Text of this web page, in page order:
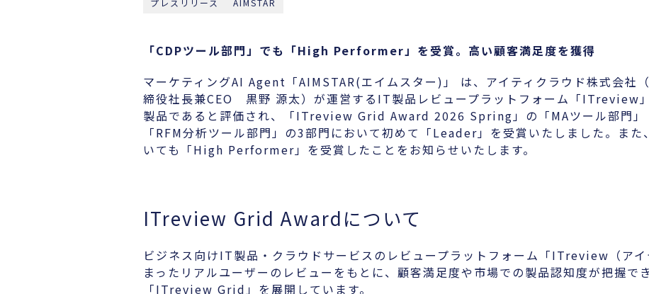
「CDPツール部門」でも「High Performer」を受賞。高い顧客満足度を獲得
マーケティングAI Agent「AIMSTAR(エイムスター)」 は、アイティクラウド株式会社
締役社長兼CEO 黒野 源太）が運営するIT製品レビュープラットフォーム「ITreview
製品であると評価され、「ITreview Grid Award 2026 Spring」の「MAツール部門」
「RFM分析ツール部門」の3部門において初めて「Leader」を受賞いたしました。また
いても「High Performer」を受賞したことをお知らせいたします。
ITreview Grid Awardについて
ビジネス向けIT製品・クラウドサービスのレビュープラットフォーム「ITreview（ア
まったリアルユーザーのレビューをもとに、顧客満足度や市場での製品認知度が把握で
「ITreview Grid」を展開しています。